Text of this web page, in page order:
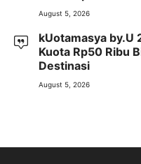
August 5, 2026
kUotamasya by.U
Kuota Rp50 Ribu
Destinasi
August 5, 2026